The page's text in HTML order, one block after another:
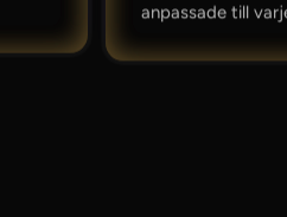
anpassade till